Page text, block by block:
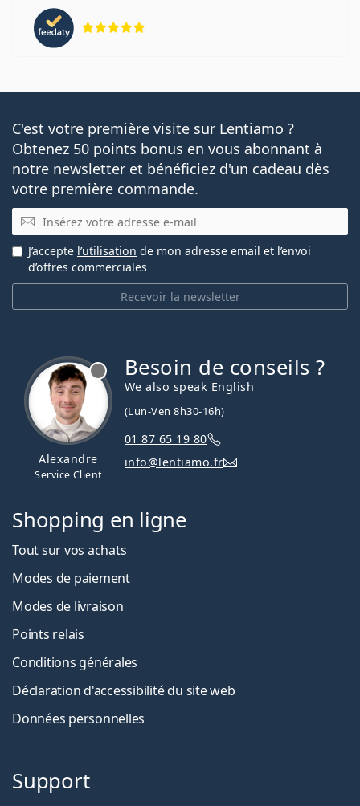
C'est votre première visite sur Lentiamo ?
Obtenez 50 points bonus en vous abonnant à
notre newsletter et bénéficiez d'un cadeau dès
votre première commande.
E-mail
Recevoir la newsletter
J’accepte l’utilisation de mon adresse email et l’envoi
d’offres commerciales
Alexandre
Service Client
Besoin de conseils ?
We also speak English
(Lun-Ven 8h30-16h)
01 87 65 19 80
info@lentiamo.fr
Shopping en ligne
Tout sur vos achats
Modes de paiement
Modes de livraison
Points relais
Conditions générales
Déclaration d'accessibilité du site web
Données personnelles
Support